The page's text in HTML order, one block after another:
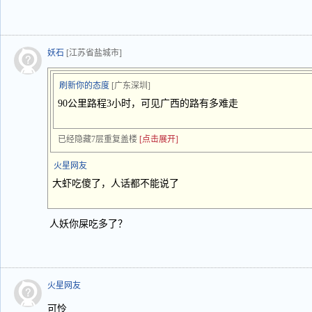
妖石 [江苏省盐城市]
刷新你的态度 [广东深圳]
90公里路程3小时，可见广西的路有多难走
已经隐藏7层重复盖楼 [点击展开]
火星网友
大虾吃傻了，人话都不能说了
人妖你屎吃多了？
火星网友
可怜